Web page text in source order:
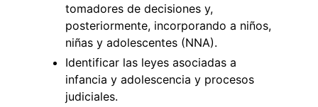
tomadores de decisiones y,
posteriormente, incorporando a niños,
niñas y adolescentes (NNA).
Identificar las leyes asociadas a
infancia y adolescencia y procesos
judiciales.